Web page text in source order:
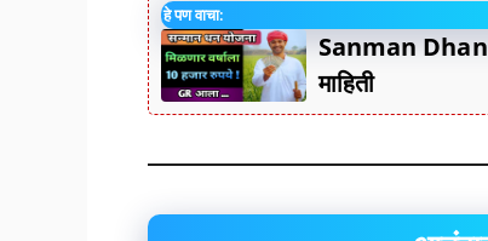
हे पण वाचा:
Sanman Dhan
माहिती